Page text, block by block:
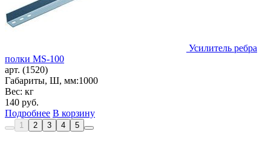
Усилитель ребра
полки MS-100
арт. (1520)
Габариты, Ш, мм:1000
Вес: кг
140 руб.
Подробнее В корзину
1 2 3 4 5